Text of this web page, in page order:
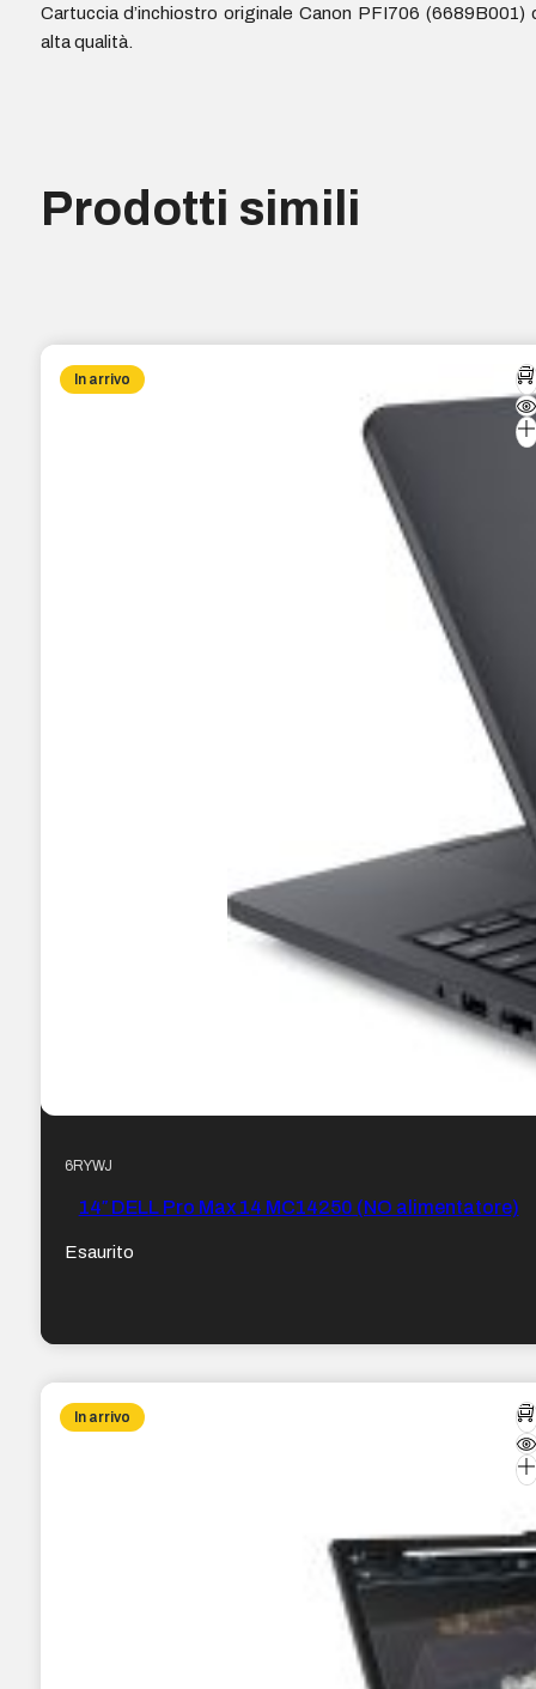
Cartuccia d’inchiostro originale Canon PFI706 (6689B001)
alta qualità.
Prodotti simili
In arrivo
6RYWJ
14″ DELL Pro Max 14 MC14250 (NO alimentatore)
Esaurito
In arrivo